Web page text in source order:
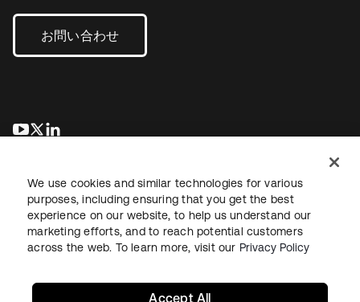
お問い合わせ
新しいタブで開く
新しいタブで開く
法務プライバシーポリシーサイト利用規約セキュリティ
We use cookies and similar technologies for various
purposes, including ensuring that you get the best
experience on our website, to help us understand our
marketing efforts, and to reach potential customers
across the web. To learn more, visit our Privacy Policy
Accept All